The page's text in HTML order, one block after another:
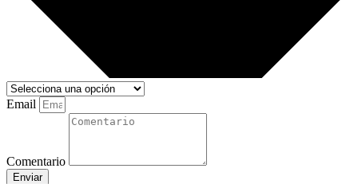
Email
Comentario
Enviar